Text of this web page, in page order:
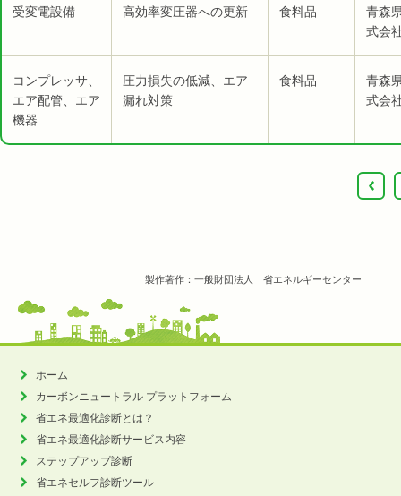
受変電設備 高効率変圧器への更新 食料品
青森
式会
コンプレッサ、
エア配管、エア
機器
圧力損失の低減、エア
漏れ対策
食料品
青森
式会
‹
製作著作：一般財団法人 省エネルギーセンター
ホーム
カーボンニュートラル プラットフォーム
省エネ最適化診断とは？
省エネ最適化診断サービス内容
ステップアップ診断
省エネセルフ診断ツール